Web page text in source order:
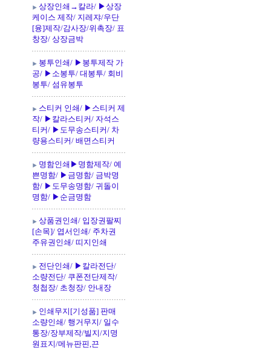
상장인쇄→칼라/ ▶상장
케이스 제작/ 지레쟈/우단
[융]제작/감사장/위촉장/ 표
창장/ 상장금박
봉투인쇄/ ▶봉투제작 가
공/ ▶소봉투/ 대봉투/ 회비
봉투/ 섬유봉투
스티커 인쇄/ ▶스티커 제
작/ ▶칼라스티커/ 자석스
티커/ ▶도무송스티커/ 차
량용스티커/ 배면스티커
명함인쇄▶명함제작/ 예
쁜명함/ ▶금명함/ 금박명
함/ ▶도무송명함/ 귀돌이
명함/ ▶순금명함
상품권인쇄/ 입장권팔찌
[손목]/ 엽서인쇄/ 주차권
주유권인쇄/ 띠지인쇄
전단인쇄/ ▶칼라전단/
소량전단/ 쿠폰전단제작/
청첩장/ 초청장/ 안내장
인쇄무지[기성품] 판매
소량인쇄/ 행거무지/ 일수
통장/장부제작/빌지/지명
원표지/메뉴판핀,끈